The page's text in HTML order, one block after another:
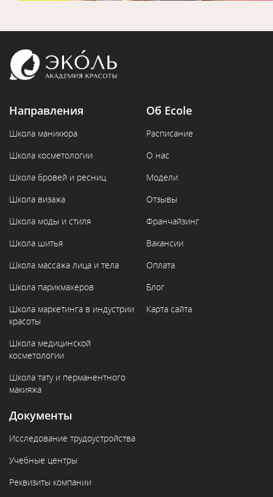
Направления
Школа маникюра
Школа косметологии
Школа бровей и ресниц
Школа визажа
Школа моды и стиля
Школа шитья
Школа массажа лица и тела
Школа парикмахеров
Школа маркетинга в индустрии
красоты
Школа медицинской
косметологии
Школа тату и перманентного
макияжа
Об Ecole
Расписание
О нас
Модели
Отзывы
Франчайзинг
Вакансии
Оплата
Блог
Карта сайта
Документы
Исследование трудоустройства
Учебные центры
Реквизиты компании